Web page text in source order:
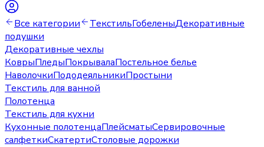
Все категории ТекстильГобеленыДекоративные
подушки
Декоративные чехлы
КоврыПледыПокрывалаПостельное белье
НаволочкиПододеяльникиПростыни
Текстиль для ванной
Полотенца
Текстиль для кухни
Кухонные полотенцаПлейсматыСервировочные
салфеткиСкатертиСтоловые дорожки